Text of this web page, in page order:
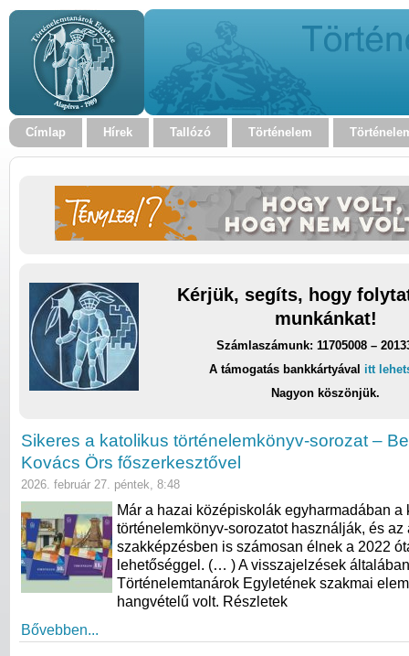
Címlap Hírek Tallózó Történelem
Kérjük, segíts, hogy
munkánkat!
Számlaszámunk: 11705008 –
A támogatás bankkártyával itt
Nagyon köszönjük.
Sikeres a katolikus történelemkönyv-sorozat –
Kovács Örs főszerkesztővel
2026. február 27. péntek, 8:48
Már a hazai középiskolák egyharmadában a
történelemkönyv-sorozatot használják, és az
szakképzésben is számosan élnek a 2022
lehetőséggel. (… ) A visszajelzések
Történelemtanárok Egyletének szakmai
hangvételű volt. Részletek
Bővebben...